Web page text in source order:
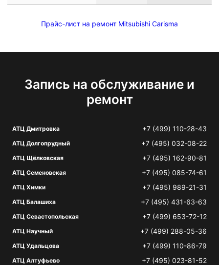
Прайс-лист на ремонт Mitsubishi Carisma
Запись на обслуживание и
ремонт
АТЦ Дмитровка +7 (499) 110-28-43
АТЦ Долгопрудный +7 (495) 032-08-22
АТЦ Щёлковская +7 (495) 162-90-81
АТЦ Семеновская +7 (495) 085-74-61
АТЦ Химки +7 (495) 989-21-31
АТЦ Балашиха +7 (495) 431-63-63
АТЦ Севастопольская +7 (499) 653-72-12
АТЦ Научный +7 (499) 288-05-36
АТЦ Удальцова +7 (499) 110-86-79
АТЦ Алтуфьево +7 (495) 023-81-52